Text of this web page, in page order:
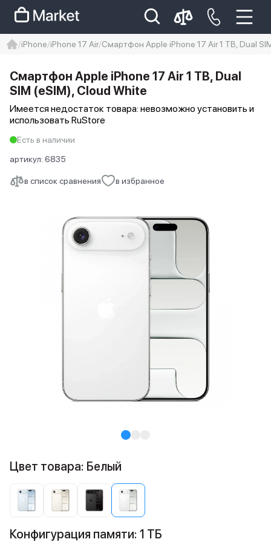
Iphone 14 pro max
айфон 14
iPhone iPhone 17 Air Смартфон Apple iPhone 17 Air 1 TB, Dual
в список сравнения в избранное
Смартфон Apple iPhone 17 Air 1 TB, Dual
SIM (eSIM), Cloud White
Имеется недостаток товара: невозможно установить и
использовать RuStore
Есть в наличии
артикул: 6835
Цвет товара: Белый
Конфигурация памяти: 1 ТБ